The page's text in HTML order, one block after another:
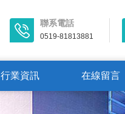
聯系電話
0519-81813881
行業資訊 在線留言